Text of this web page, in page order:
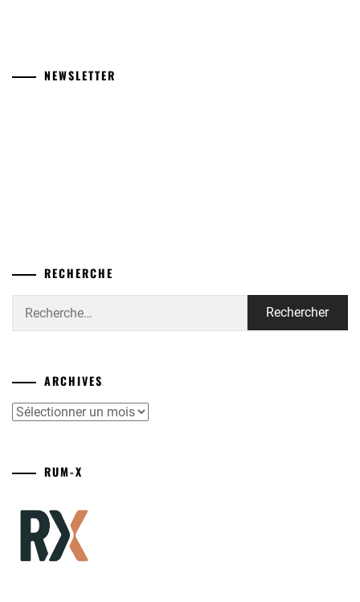
NEWSLETTER
RECHERCHE
ARCHIVES
Archives
RUM-X